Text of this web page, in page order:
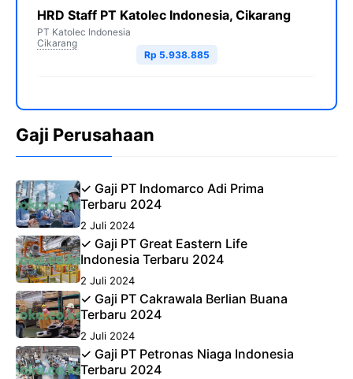
HRD Staff PT Katolec Indonesia, Cikarang
PT Katolec Indonesia
Cikarang
Rp 5.938.885
Gaji Perusahaan
✓ Gaji PT Indomarco Adi Prima
Terbaru 2024
2 Juli 2024
✓ Gaji PT Great Eastern Life
Indonesia Terbaru 2024
2 Juli 2024
✓ Gaji PT Cakrawala Berlian Buana
Terbaru 2024
2 Juli 2024
✓ Gaji PT Petronas Niaga Indonesia
Terbaru 2024